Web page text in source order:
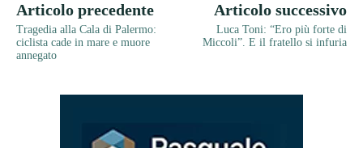
Articolo precedente
Tragedia alla Cala di Palermo:
ciclista cade in mare e muore
annegato
Articolo successivo
Luca Toni: “Ero più forte di
Miccoli”. E il fratello si infuria